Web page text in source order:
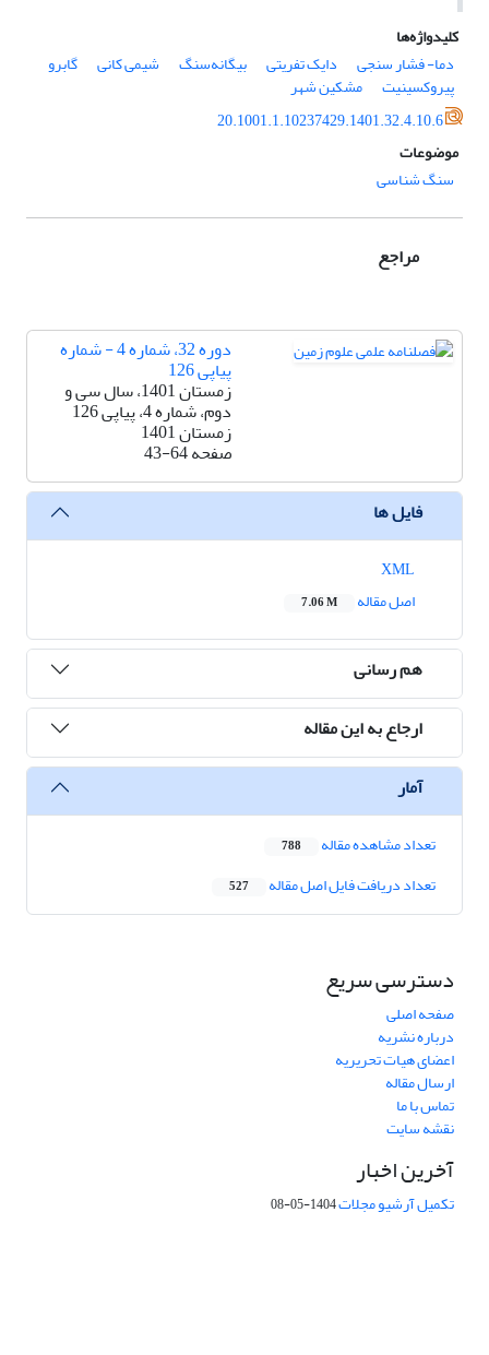
کلیدواژه‌ها
دما- فشار سنجی
دایک تفریتی بیگانه‌سنگ‌ شیمی کانی گابرو
پیروکسینیت
مشکین شهر
20.1001.1.10237429.1401.32.4.10.6
موضوعات
سنگ شناسی
مراجع
دوره 32، شماره 4 - شماره
پیاپی 126
زمستان 1401، سال سی و
دوم، شماره 4، پیاپی 126
زمستان 1401
صفحه43-64
فایل ها
اصل مقاله
7.06 M
هم رسانی
ارجاع به این مقاله
آمار
تعداد مشاهده مقاله 788
تعداد دریافت فایل اصل مقاله 527
دسترسی سریع
صفحه اصلی
درباره نشریه
اعضای هیات تحریریه
ارسال مقاله
تماس با ما
نقشه سایت
آخرین اخبار
تکمیل آرشیو مجلات1404-05-08